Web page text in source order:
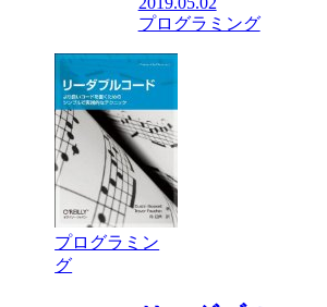
プログラミング
プログラミン
グ